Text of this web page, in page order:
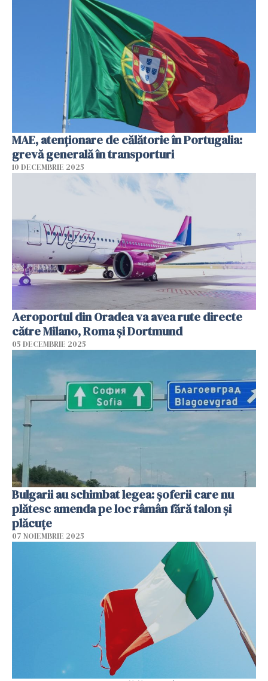
MAE, atenţionare de călătorie în Portugalia:
grevă generală în transporturi
10 DECEMBRIE 2025
Aeroportul din Oradea va avea rute directe
către Milano, Roma şi Dortmund
05 DECEMBRIE 2025
Bulgarii au schimbat legea: șoferii care nu
plătesc amenda pe loc râmân fără talon și
plăcuțe
07 NOIEMBRIE 2025